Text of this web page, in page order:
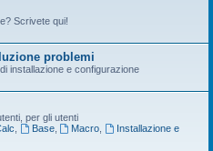
Scrivete qui!
problemi
installazione e configurazione
per gli utenti
Base, Macro
Installazione e